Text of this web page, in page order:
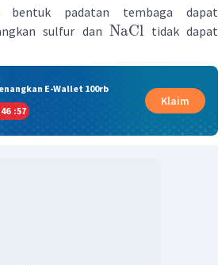
bentuk padatan tembaga dapat
sulfur danNaCl tidak dapat
E-Wallet 100rb
46 :56
Klaim